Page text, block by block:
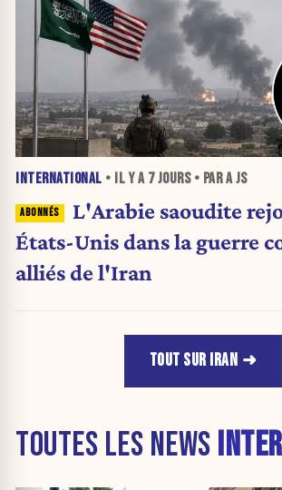
INTERNATIONAL • IL Y A 7 JOURS• PAR A JS
L'Arabie saoudite
États-Unis dans la guerre
alliés de l'Iran
TOUT SUR IRAN
TOUTES LES NEWS